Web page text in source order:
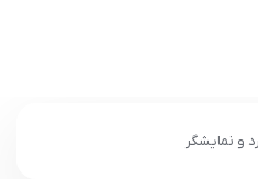
و نمایشگر